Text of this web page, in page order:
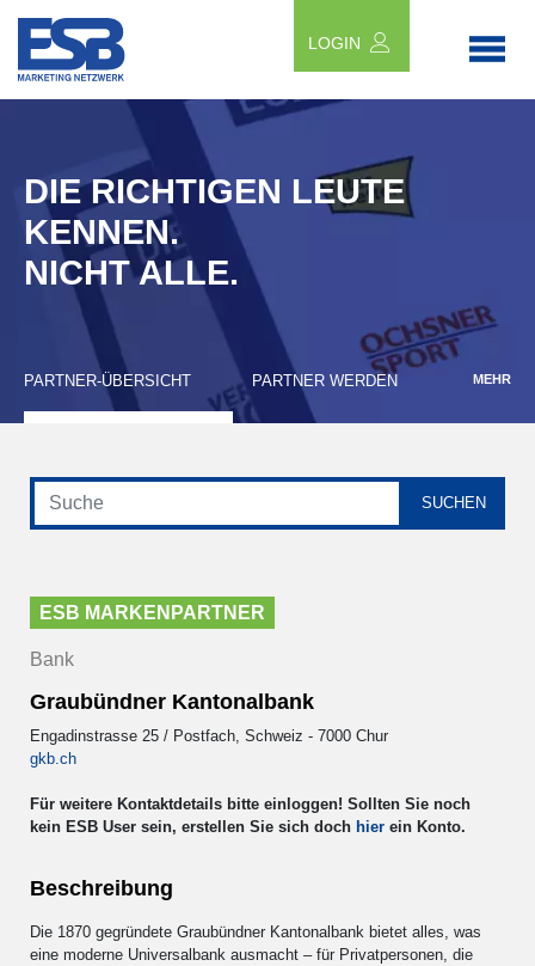
LOGIN
DIE RICHTIGEN LEUTE
KENNEN.
NICHT ALLE.
PARTNER-ÜBERSICHT PARTNER WERDEN MEHR
ESB MARKENPARTNER
Bank
Graubündner Kantonalbank
Engadinstrasse 25 / Postfach, Schweiz - 7000 Chur
gkb.ch
Für weitere Kontaktdetails bitte einloggen! Sollten Sie noch
kein ESB User sein, erstellen Sie sich doch hier ein Konto.
Beschreibung
Die 1870 gegründete Graubündner Kantonalbank bietet alles, was
eine moderne Universalbank ausmacht – für Privatpersonen, die